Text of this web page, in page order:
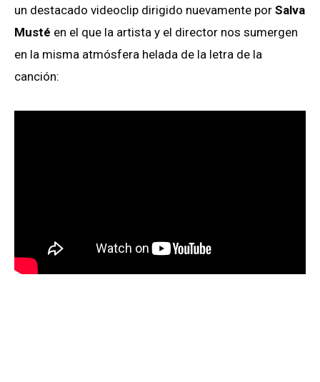
un destacado videoclip dirigido nuevamente por Salva
Musté en el que la artista y el director nos sumergen
en la misma atmósfera helada de la letra de la
canción: